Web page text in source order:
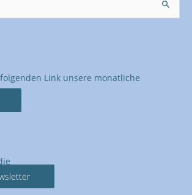
Link unsere monatliche